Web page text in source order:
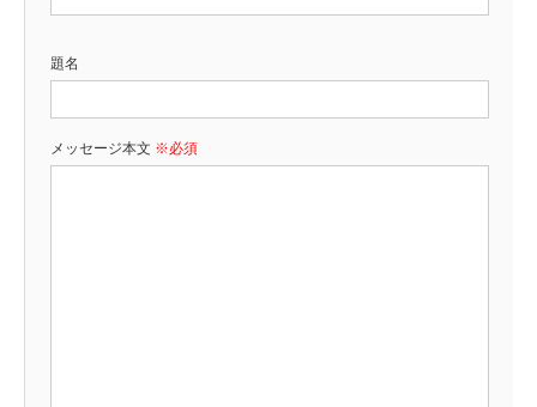
題名
メッセージ本文 ※必須